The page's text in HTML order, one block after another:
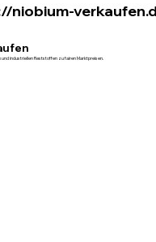
niobium-
und industriellen Reststoffen zu fairen Marktpreisen.